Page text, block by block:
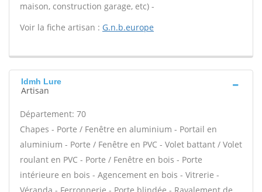
maison, construction garage, etc) -
Voir la fiche artisan : G.n.b.europe
Idmh Lure
Artisan
Département: 70
Chapes - Porte / Fenêtre en aluminium - Portail en
aluminium - Porte / Fenêtre en PVC - Volet battant / Volet
roulant en PVC - Porte / Fenêtre en bois - Porte
intérieure en bois - Agencement en bois - Vitrerie -